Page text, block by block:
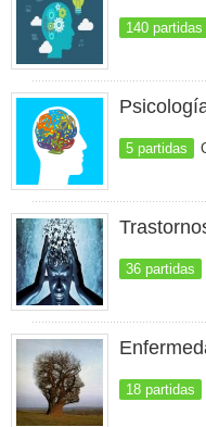
140 partidas
5 partidas
36 partidas
18 partidas